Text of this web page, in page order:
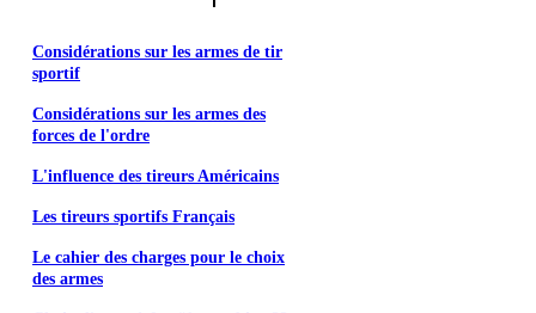
Considérations sur les armes de tir
sportif
Considérations sur les armes des
forces de l'ordre
L'influence des tireurs Américains
Les tireurs sportifs Français
Le cahier des charges pour le choix
des armes